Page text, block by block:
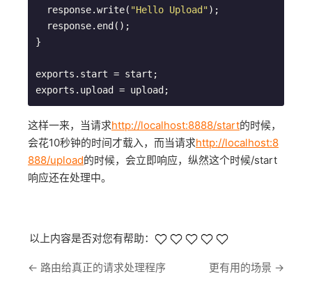
response.write( "Hello Upload");
response.end();
}
exports.start = start;
这样一来，当请求http://localhost:8888/start的时候，
会花10秒钟的时间才载入，而当请求http://localhost:8
888/upload的时候，会立即响应，纵然这个时候/start
响应还在处理中。
以上内容是否对您有帮助：
← 路由给真正的请求处理程序 更有用的场景 →